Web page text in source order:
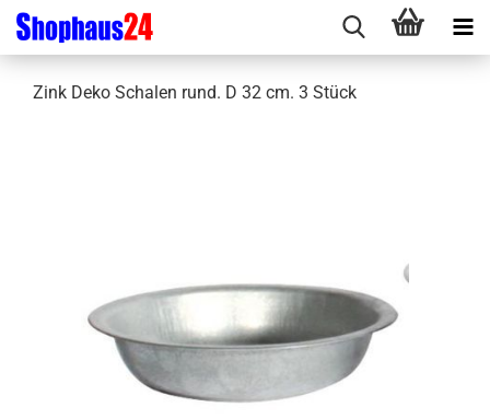
Zink Deko Schalen rund. D 32 cm. 3 Stück